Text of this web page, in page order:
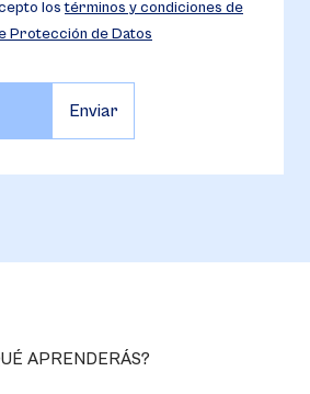
lostérminos y condiciones de
Protección de Datos
APRENDERÁS?